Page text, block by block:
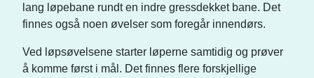
lang løpebane rundt en indre gressdekket bane. Det
finnes også noen øvelser som foregår innendørs.
Ved løpsøvelsene starter løperne samtidig og prøver
å komme først i mål. Det finnes flere forskjellige